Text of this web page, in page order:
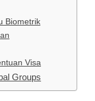
Biometrik
Visa
Groups